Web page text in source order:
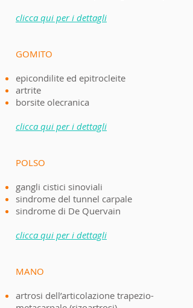
clicca qui per i dettagli
GOMITO
epicondilite ed epitrocleite
artrite
borsite olecranica
clicca qui per i dettagli
POLSO
gangli cistici sinoviali
sindrome del tunnel carpale
sindrome di De Quervain
clicca qui per i dettagli
MANO
artrosi dell’articolazione trapezio-